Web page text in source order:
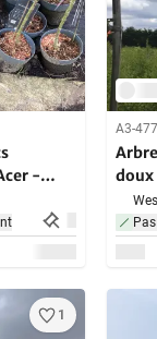
-
-
A3-
doux
1